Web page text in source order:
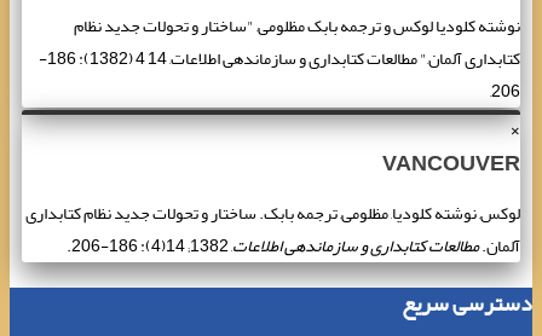
نوشته کلودیا لوکس و ترجمه بابک مظلومی, "ساختار و تحولات جدید نظام
کتابداری آلمان," مطالعات کتابداری و سازماندهی اطلاعات, 14 4 (1382): 186-
206,
×
VANCOUVER
لوکس, نوشته کلودیا, مظلومی, ترجمه بابک. ساختار و تحولات جدید نظام کتابداری
آلمان.مطالعات کتابداری و سازماندهی اطلاعات, 1382; 14(4): 186-206.
دسترسی سریع